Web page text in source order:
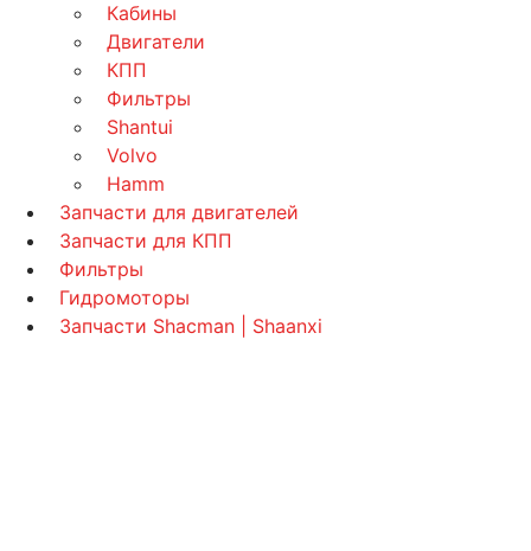
Кабины
Двигатели
КПП
Фильтры
Shantui
Volvo
Hamm
Запчасти для двигателей
Запчасти для КПП
Фильтры
Гидромоторы
Запчасти Shacman | Shaanxi